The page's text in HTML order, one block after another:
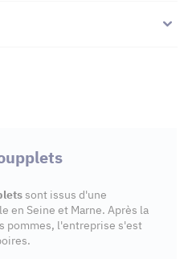
sont issus d'une
en Seine et Marne. Après la
pommes, l'entreprise s'est